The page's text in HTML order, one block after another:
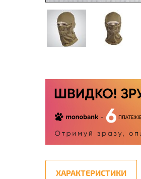
ХАРАКТЕРИСТИКИ